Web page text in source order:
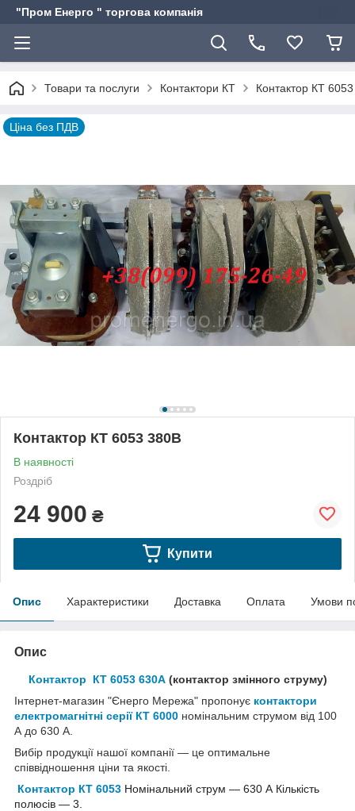
"Пром Енерго " торгова компанія
Товари та послуги Контактори КТ Контактор КТ
Ціна без ПДВ
Контактор КТ 6053 380В
В наявності
Роздріб
24 900 ₴
Купити
Опис Характеристики Доставка Оплата Умови
Опис
Контактор КТ 6053 630А(контактор змінного струму)
Інтернет-магазин "Єнерго Мережа" пропонує контактори
електромагнітні серії КТ 6000 номінальним струмом від 100
А до 630 А.
Вибір продукції нашої компанії — це оптимальне
співвідношення ціни та якості.
Контактор КТ 6053 Номінальний струм — 630 А Кількість
полюсів — 3.